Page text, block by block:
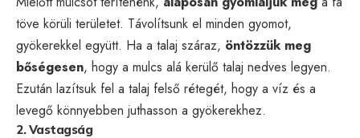
töve körüli területet. Távolítsunk el minden gyomot,
gyökerekkel együtt. Ha a talaj száraz, öntözzük meg
bőségesen, hogy a mulcs alá kerülő talaj nedves legyen.
Ezután lazítsuk fel a talaj felső rétegét, hogy a víz és a
levegő könnyebben juthasson a gyökerekhez.
2. Vastagság